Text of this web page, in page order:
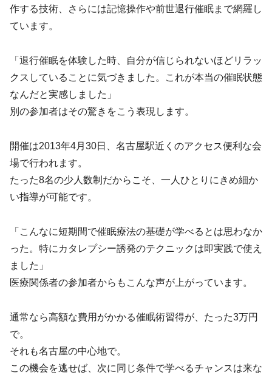
作する技術、さらには記憶操作や前世退行催眠まで網羅し
ています。
「退行催眠を体験した時、自分が信じられないほどリラッ
クスしていることに気づきました。これが本当の催眠状態
なんだと実感しました」
別の参加者はその驚きをこう表現します。
開催は2013年4月30日、名古屋駅近くのアクセス便利な会
場で行われます。
たった8名の少人数制だからこそ、一人ひとりにきめ細か
い指導が可能です。
「こんなに短期間で催眠療法の基礎が学べるとは思わなか
った。特にカタレプシー誘発のテクニックは即実践で使え
ました」
医療関係者の参加者からもこんな声が上がっています。
通常なら高額な費用がかかる催眠術習得が、たった3万円
で。
それも名古屋の中心地で。
この機会を逃せば、次に同じ条件で学べるチャンスは来な